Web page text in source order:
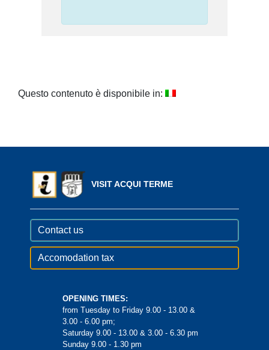
Questo contenuto è disponibile in:
VISIT ACQUI TERME
Contact us
Accomodation tax
OPENING TIMES:
from Tuesday to Friday 9.00 - 13.00 &
3.00 - 6.00 pm;
Saturday 9.00 - 13.00 & 3.00 - 6.30 pm
Sunday 9.00 - 1.30 pm